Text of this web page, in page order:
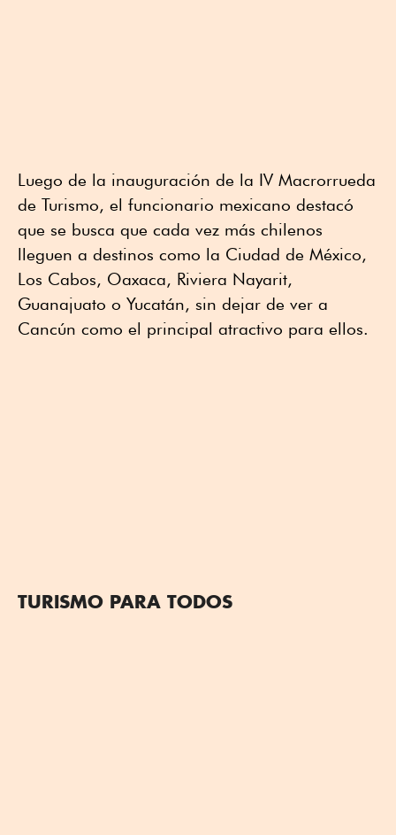
Luego de la inauguración de la IV Macrorrueda
de Turismo, el funcionario mexicano destacó
que se busca que cada vez más chilenos
lleguen a destinos como la Ciudad de México,
Los Cabos, Oaxaca, Riviera Nayarit,
Guanajuato o Yucatán, sin dejar de ver a
Cancún como el principal atractivo para ellos.
TURISMO PARA TODOS